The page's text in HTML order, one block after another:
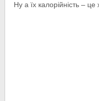
Ну а їх калорійність –